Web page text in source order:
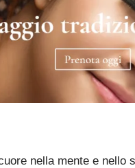
nella mente e